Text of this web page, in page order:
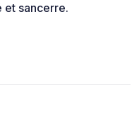
et sancerre.